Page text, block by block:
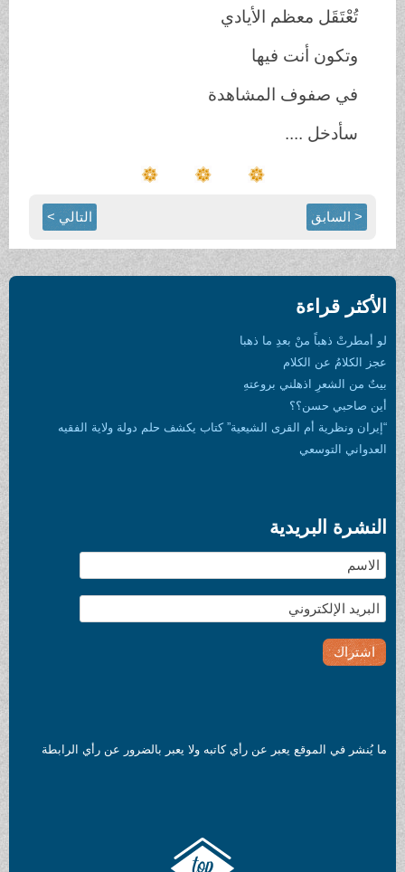
تُعْتَقَل معظم الأيادي
وتكون أنت فيها
في صفوف المشاهدة
سأدخل ....
< السابق التالي >
الأكثر قراءة
لو أمطرتْ ذهباً منْ بعدِ ما ذهبا
عجز الكلامُ عن الكلام
بيتٌ من الشعرِ اذهلني بروعتهِ
أين صاحبي حسن؟؟
“إيران ونظرية أم القرى الشيعية” كتاب يكشف حلم دولة ولاية الفقيه
العدواني التوسعي
النشرة البريدية
ما يُنشر في الموقع يعبر عن رأي كاتبه ولا يعبر بالضرور عن رأي الرابطة